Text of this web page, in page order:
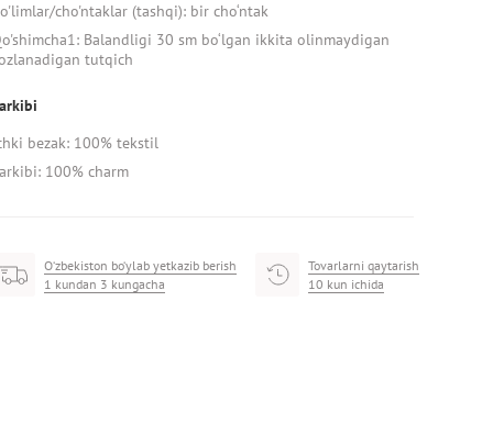
cho'ntaklar (tashqi): bir cho‘ntak
Balandligi 30 sm bo‘lgan ikkita olinmaydigan
tutqich
bezak: 100% tekstil
100% charm
O‘zbekiston bo‘ylab yetkazib berish
1 kundan 3 kungacha
Tovarlarni qaytarish
10 kun ichida